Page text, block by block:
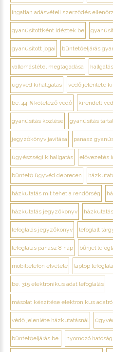
ingatlan adásvételi szerződés
gyanúsítottként idéztek be
gyanúsított jogai büntetőeljárás
vallomástétel megtagadása
ügyvéd kihallgatás védő jelenléte
be. 44. § kötelező védő kirendelt
gyanúsítás közlése gyanúsítás
jegyzőkönyv javítása panasz
ügyészségi kihallgatás elővezetés
büntető ügyvéd debrecen
házkutatás mit tehet a rendőrség
házkutatás jegyzőkönyv
lefoglalás jegyzőkönyv lefoglalt
lefoglalás panasz 8 nap bűnjel
mobiltelefon elvétele laptop
be. 315 elektronikus adat lefoglalás
másolat készítése elektronikus adatról
védő jelenléte házkutatásnál
büntetőeljárás be. nyomozó